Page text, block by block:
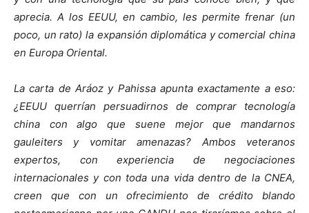
aprecia. A los EEUU, en cambio, les permite frenar (un
poco, un rato) la expansión diplomática y comercial china
en Europa Oriental.
La carta de Aráoz y Pahissa apunta exactamente a eso:
¿EEUU querrían persuadirnos de comprar tecnología
china con algo que suene mejor que mandarnos
gauleiters y vomitar amenazas? Ambos veteranos
expertos, con experiencia de negociaciones
internacionales y con toda una vida dentro de la CNEA,
creen que con un ofrecimiento de crédito blando